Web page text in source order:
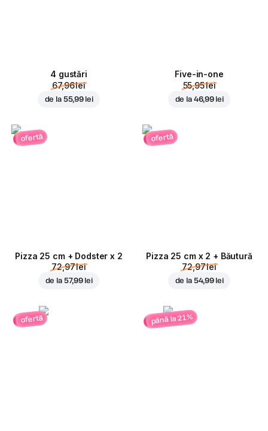
4 gustări
67,96 lei
de la 55,99 lei
Five-in-one
55,95 lei
de la 46,99 lei
ofertă
Pizza 25 cm + Dodster x 2
72,97 lei
de la 57,99 lei
ofertă
Pizza 25 cm x 2 + Băutură
72,97 lei
de la 54,99 lei
ofertă până la 21%